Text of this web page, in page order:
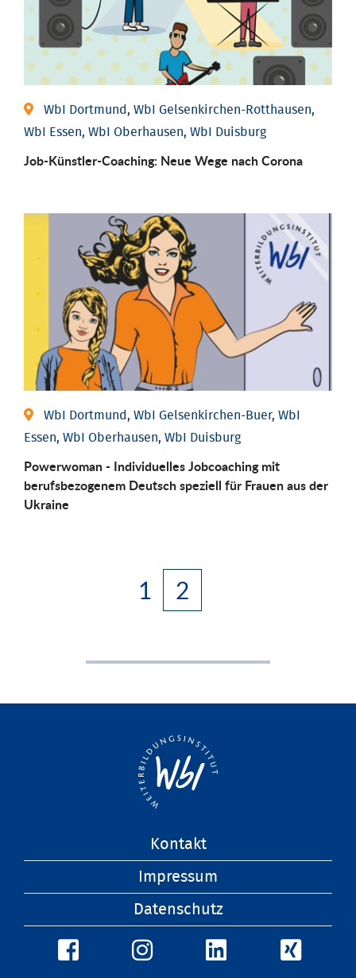
WbI Dortmund, WbI Gelsenkirchen-Rotthausen,
WbI Essen, WbI Oberhausen, WbI Duisburg
Job-Künstler-Coaching: Neue Wege nach Corona
WbI Dortmund, WbI Gelsenkirchen-Buer, WbI
Essen, WbI Oberhausen, WbI Duisburg
Powerwoman - Individuelles Jobcoaching mit
berufsbezogenem Deutsch speziell für Frauen aus der
Ukraine
1 2
Kontakt
Impressum
Datenschutz